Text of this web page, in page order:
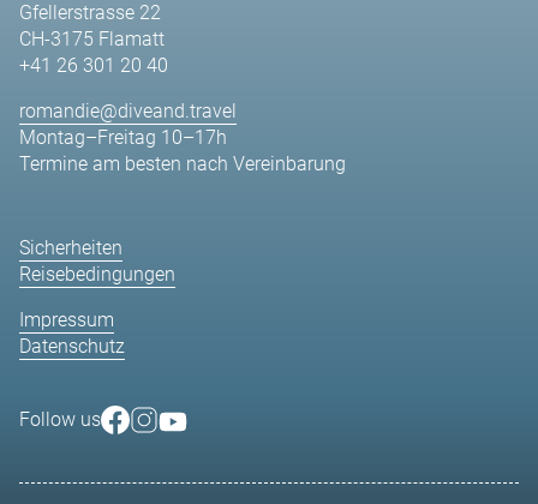
Gfellerstrasse 22
CH-3175 Flamatt
+41 26 301 20 40
romandie@diveand.travel
Montag–Freitag 10–17h
Termine am besten nach Vereinbarung
Sicherheiten
Reisebedingungen
Impressum
Datenschutz
Follow us